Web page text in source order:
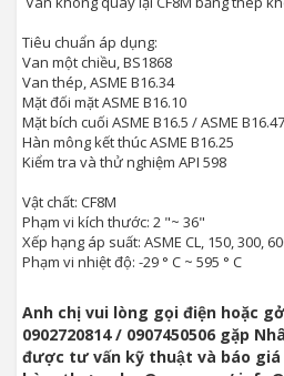
Tiêu chuẩn áp dụng:
Van một chiều, BS1868
Van thép, ASME B16.34
Mặt đối mặt ASME B16.10
Mặt bích cuối ASME B16.5 / ASME B16.47
Hàn mông kết thúc ASME B16.25
Kiểm tra và thử nghiệm API 598
Vật chất: CF8M
Phạm vi kích thước: 2 "~ 36"
Xếp hạng áp suất: ASME CL, 150, 300,
Phạm vi nhiệt độ: -29 ° C ~ 595 ° C
Anh chị vui lòng gọi điện hoặc
0902720814 / 0907450506 gặp
được tư vấn kỹ thuật và báo giá